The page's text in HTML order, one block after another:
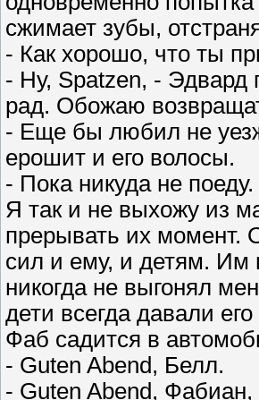
сжимает зубы,
- Как хорошо, что ты
- Ну, Spatzen, - Эдвард
рад. Обожаю
- Еще бы любил не
ерошит и его волосы.
- Пока никуда не
Я так и не выхожу из
прерывать их момент.
сил и ему, и детям. Им
никогда не выгонял
дети всегда давали
Фаб садится в
- Guten Abend, Белл.
- Guten Abend,